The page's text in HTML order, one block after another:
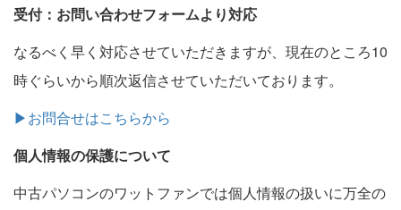
受付：お問い合わせフォームより対応
なるべく早く対応させていただきますが、現在のところ10
時ぐらいから順次返信させていただいております。
▶お問合せはこちらから
個人情報の保護について
中古パソコンのワットファンでは個人情報の扱いに万全の